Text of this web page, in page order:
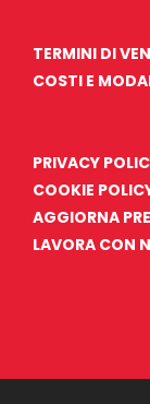
TERMINI DI
COSTI E
PRIVACY
COOKIE
AGGIORNA
LAVORA CON